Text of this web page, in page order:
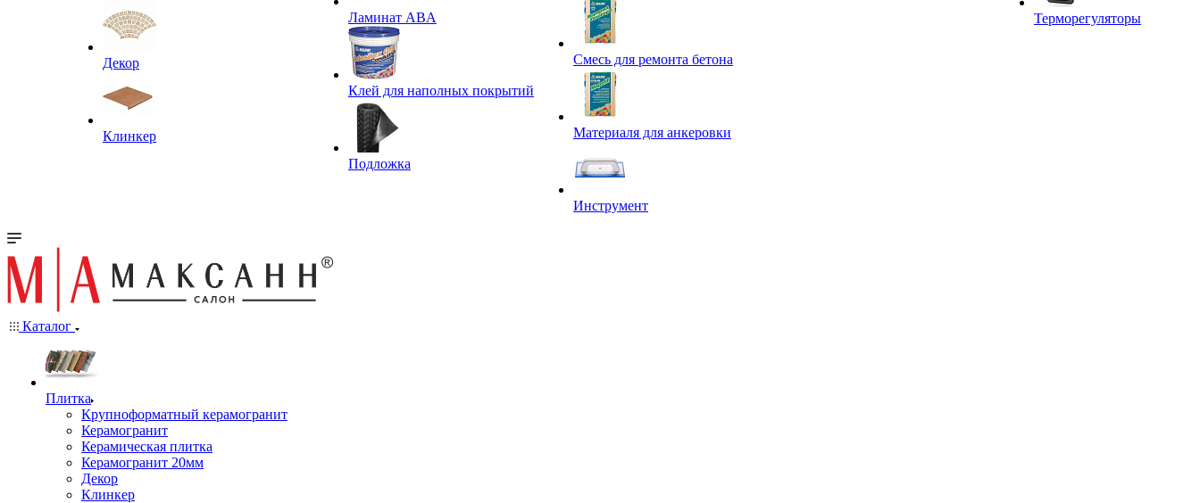
Декор
Клинкер
Ламинат ABA
Клей для наполных покрытий
Подложка
Смесь для ремонта бетона
Материаля для анкеровки
Инструмент
Терморегуляторы
Каталог
Плитка
Крупноформатный керамогранит
Керамогранит
Керамическая плитка
Керамогранит 20мм
Декор
Клинкер